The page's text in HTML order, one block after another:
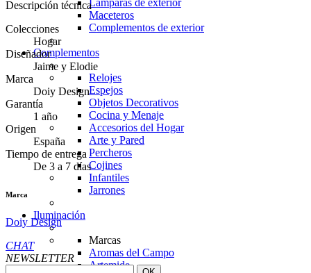
Lámparas de exterior
Maceteros
Complementos de exterior
Complementos
Relojes
Espejos
Objetos Decorativos
Cocina y Menaje
Accesorios del Hogar
Arte y Pared
Percheros
Cojines
Infantiles
Jarrones
Iluminación
Marcas
Aromas del Campo
Artemide
Descripción técnica
Colecciones
Hogar
Diseñador
Jaime y Elodie
Marca
Doiy Design
Garantía
1 año
Origen
España
Tiempo de entrega
De 3 a 7 días
Marca
Doiy Design
CHAT
NEWSLETTER